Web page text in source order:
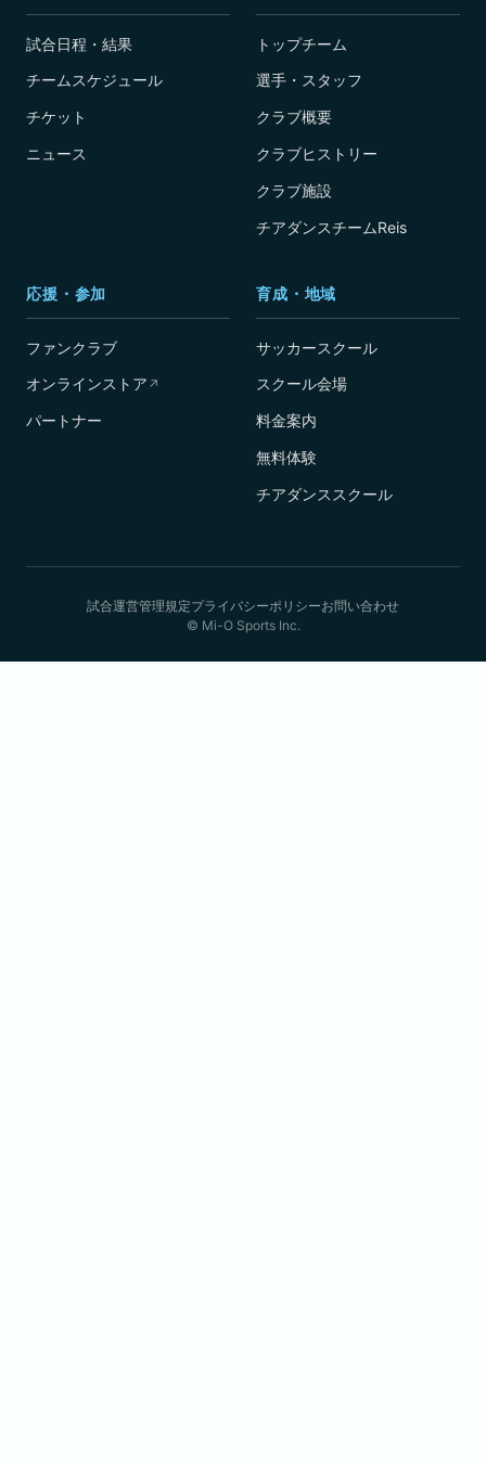
試合日程・結果
チームスケジュール
チケット
ニュース
トップチーム
選手・スタッフ
クラブ概要
クラブヒストリー
クラブ施設
チアダンスチームReis
応援・参加
ファンクラブ
オンラインストア ↗
パートナー
育成・地域
サッカースクール
スクール会場
料金案内
無料体験
チアダンススクール
試合運営管理規定プライバシーポリシーお問い合わせ
© Mi-O Sports Inc.